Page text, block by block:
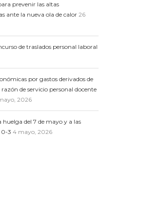
prevenir las altas
ante la nueva ola de calor26
de traslados personal laboral
por gastos derivados de
de servicio personal docente
2026
huelga del 7 de mayo y a las
0-3 4 mayo, 2026